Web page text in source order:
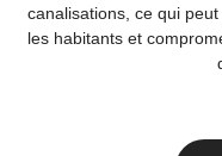
canalisations, ce qui
les habitants et